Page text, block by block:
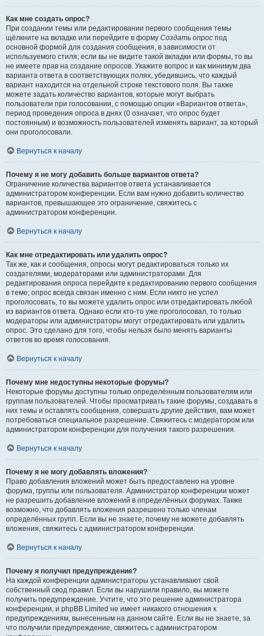
Как мне создать опрос?
При создании темы или редактировании первого сообщения темы
щёлкните на вкладке или перейдите в форму Создать опрос под
основной формой для создания сообщения, в зависимости от
используемого стиля; если вы не видите такой вкладки или формы, то вы
не имеете прав на создание опросов. Укажите вопрос и как минимум два
варианта ответа в соответствующих полях, убедившись, что каждый
вариант находится на отдельной строке текстового поля. Вы также
можете задать количество вариантов, которые могут выбрать
пользователи при голосовании, с помощью опции «Вариантов ответа»,
период проведения опроса в днях (0 означает, что опрос будет
постоянным) и возможность пользователей изменять вариант, за который
они проголосовали.
Вернуться к началу
Почему я не могу добавить больше вариантов ответа?
Ограничение количества вариантов ответа устанавливается
администратором конференции. Если вам нужно добавить количество
вариантов, превышающее это ограничение, свяжитесь с
администратором конференции.
Вернуться к началу
Как мне отредактировать или удалить опрос?
Так же, как и сообщения, опросы могут редактироваться только их
создателями, модераторами или администраторами. Для
редактирования опроса перейдите к редактированию первого сообщения
в теме; опрос всегда связан именно с ним. Если никто не успел
проголосовать, то вы можете удалить опрос или отредактировать любой
из вариантов ответа. Однако если кто-то уже проголосовал, то только
модераторы или администраторы могут отредактировать или удалить
опрос. Это сделано для того, чтобы нельзя было менять варианты
ответов во время голосования.
Вернуться к началу
Почему мне недоступны некоторые форумы?
Некоторые форумы доступны только определённым пользователям или
группам пользователей. Чтобы просматривать такие форумы, создавать в
них темы и оставлять сообщения, совершать другие действия, вам может
потребоваться специальное разрешение. Свяжитесь с модератором или
администратором конференции для получения такого разрешения.
Вернуться к началу
Почему я не могу добавлять вложения?
Право добавления вложений может быть предоставлено на уровне
форума, группы или пользователя. Администратор конференции может
не разрешить добавление вложений в определённых форумах. Также
возможно, что добавлять вложения разрешено только членам
определённых групп. Если вы не знаете, почему не можете добавлять
вложения, свяжитесь с администратором конференции.
Вернуться к началу
Почему я получил предупреждение?
На каждой конференции администраторы устанавливают свой
собственный свод правил. Если вы нарушили правило, вы можете
получить предупреждение. Учтите, что это решение администратора
конференции, и phpBB Limited не имеет никакого отношения к
предупреждениям, вынесенным на данном сайте. Если вы не знаете, за
что получили предупреждение, свяжитесь с администратором